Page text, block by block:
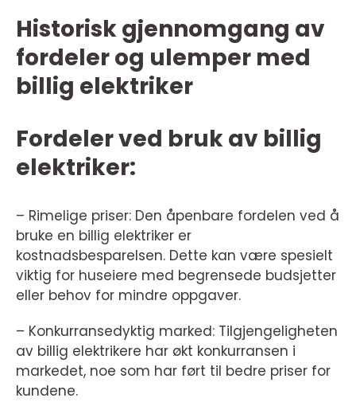
Historisk gjennomgang av
fordeler og ulemper med
billig elektriker
Fordeler ved bruk av billig
elektriker:
– Rimelige priser: Den åpenbare fordelen ved å
bruke en billig elektriker er
kostnadsbesparelsen. Dette kan være spesielt
viktig for huseiere med begrensede budsjetter
eller behov for mindre oppgaver.
– Konkurransedyktig marked: Tilgjengeligheten
av billig elektrikere har økt konkurransen i
markedet, noe som har ført til bedre priser for
kundene.